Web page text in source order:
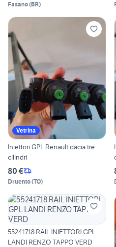
Fasano(BR)
Vetrina
Iniettori GPL Renault dacia tre
cilindri
80 €
Druento(TO)
55241718 RAIL INIETTORI GPL
LANDI RENZO TAPPO VERD